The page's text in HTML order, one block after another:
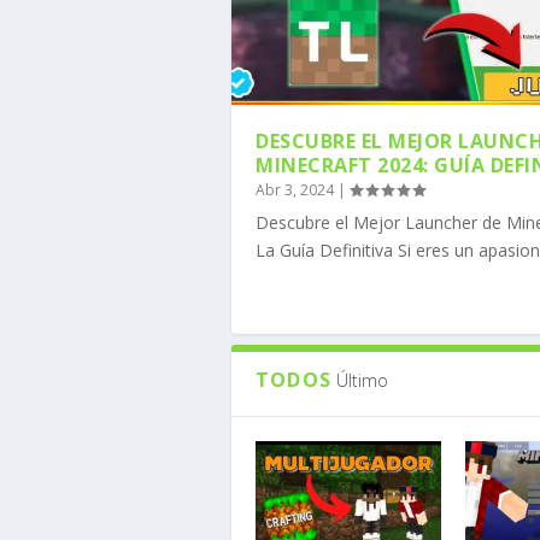
COMO DESCARGAR
MineComunidad
COMO DESCARGAR
MineComunidad
CÓMO INSTALAR
MineComunidad
CÓMO DESCARGAR
MineComunidad
CÓMO DESCARGAR
MineComunidad
DESCUBRE EL MEJOR
MINECRAFT 2024: GUÍA
Abr 3, 2024|
Descubre el Mejor Launcher de
La Guía Definitiva Si eres un
TODOS Último